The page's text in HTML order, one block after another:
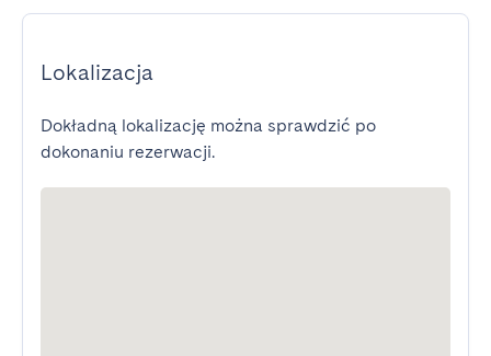
Lokalizacja
Dokładną lokalizację można sprawdzić po
dokonaniu rezerwacji.